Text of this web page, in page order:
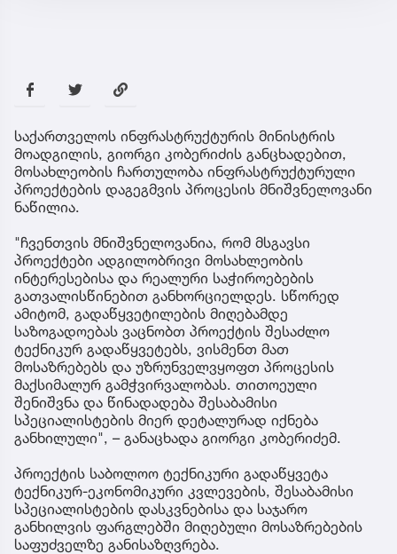
საქართველოს ინფრასტრუქტურის მინისტრის
მოადგილის, გიორგი კობერიძის განცხადებით,
მოსახლეობის ჩართულობა ინფრასტრუქტურული
პროექტების დაგეგმვის პროცესის მნიშვნელოვანი
ნაწილია.
"ჩვენთვის მნიშვნელოვანია, რომ მსგავსი
პროექტები ადგილობრივი მოსახლეობის
ინტერესებისა და რეალური საჭიროებების
გათვალისწინებით განხორციელდეს. სწორედ
ამიტომ, გადაწყვეტილების მიღებამდე
საზოგადოებას ვაცნობთ პროექტის შესაძლო
ტექნიკურ გადაწყვეტებს, ვისმენთ მათ
მოსაზრებებს და უზრუნველვყოფთ პროცესის
მაქსიმალურ გამჭვირვალობას. თითოეული
შენიშვნა და წინადადება შესაბამისი
სპეციალისტების მიერ დეტალურად იქნება
განხილული", – განაცხადა გიორგი კობერიძემ.
პროექტის საბოლოო ტექნიკური გადაწყვეტა
ტექნიკურ-ეკონომიკური კვლევების, შესაბამისი
სპეციალისტების დასკვნებისა და საჯარო
განხილვის ფარგლებში მიღებული მოსაზრებების
საფუძველზე განისაზღვრება.